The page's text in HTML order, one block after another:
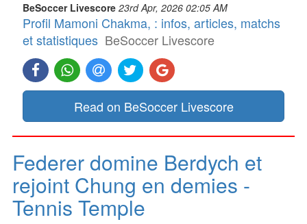
BeSoccer Livescore 23rd Apr, 2026 02:05 AM
Profil Mamoni Chakma, : infos, articles, matchs
et statistiques BeSoccer Livescore
Read on BeSoccer Livescore
Federer domine Berdych et
rejoint Chung en demies -
Tennis Temple